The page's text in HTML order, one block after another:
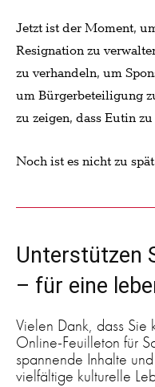
Jetzt ist der Moment,
Resignation zu
zu verhandeln, um
um Bürgerbeteiligung
zu zeigen, dass Eutin
Noch ist es nicht zu
Unterstützen
– für eine
Vielen Dank, dass Sie
Online-Feuilleton für
spannende Inhalte
vielfältige kulturelle